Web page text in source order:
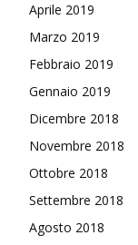
Aprile 2019
Marzo 2019
Febbraio 2019
Gennaio 2019
Dicembre 2018
Novembre 2018
Ottobre 2018
Settembre 2018
Agosto 2018